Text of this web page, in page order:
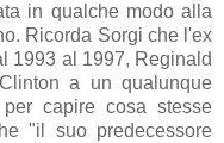
in qualche modo alla
Ricorda Sorgi che l'ex
1993 al 1997, Reginald
a un qualunque
capire cosa stesse
"il suo predecessore